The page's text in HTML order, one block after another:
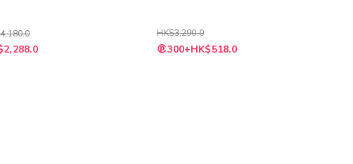
HK$3,290.0
特
殊 300+HK$518.0